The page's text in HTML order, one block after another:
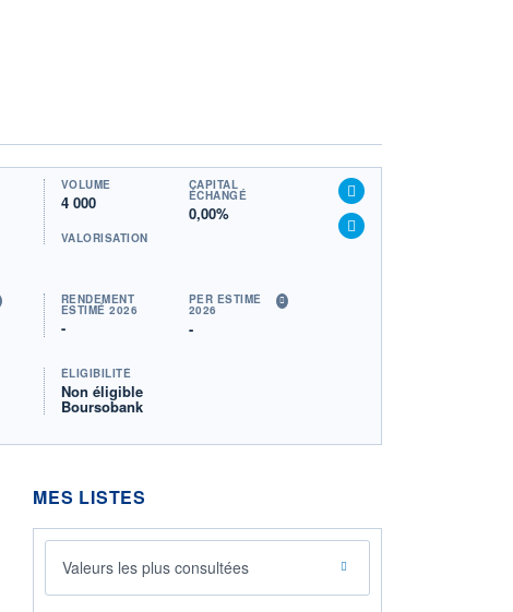
VOLUME
4 000
CAPITAL
ÉCHANGÉ
0,00%
VALORISATION
RENDEMENT
ESTIMÉ 2026
-
PER ESTIMÉ
2026
-
ÉLIGIBILITÉ
Non éligible
Boursobank
MES LISTES
Valeurs les plus consultées